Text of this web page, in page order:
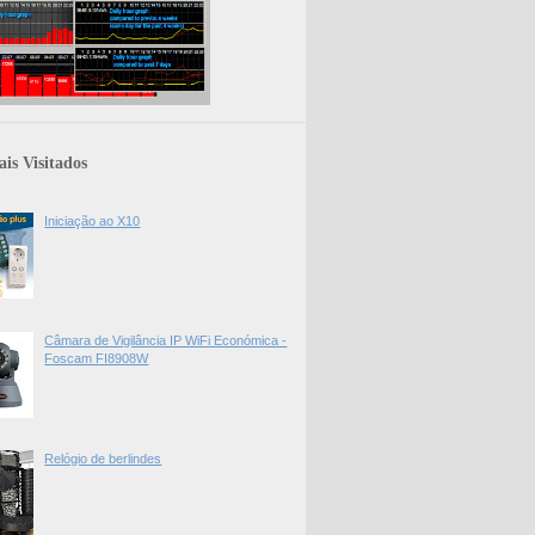
Visitados
Iniciação ao X10
Câmara de Vigilância IP WiFi Económica -
Foscam FI8908W
Relógio de berlindes